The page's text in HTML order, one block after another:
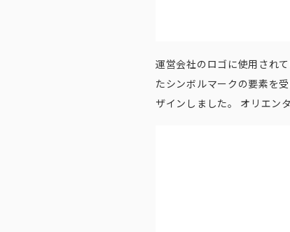
運営会社のロゴに使用され
たシンボルマークの要素を
ザインしました。 オリエン